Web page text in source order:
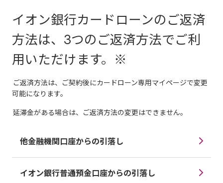
イオン銀行カードローンのご返済
方法は、3つのご返済方法でご利
用いただけます。※
ご返済方法は、ご契約後にカードローン専用マイページで変更
可能になります。
延滞金がある場合は、ご返済方法の変更はできません。
他金融機関口座からの引落し
イオン銀行普通預金口座からの引落し